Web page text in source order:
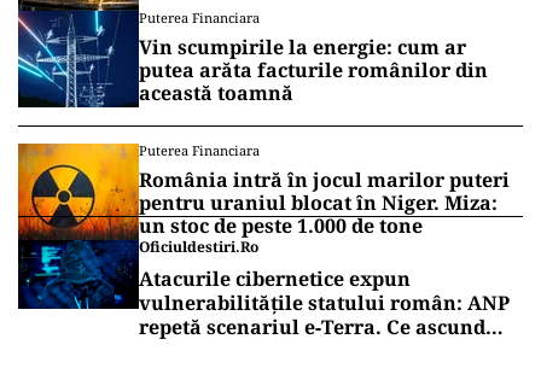
Puterea Financiara
Vin scumpirile la energie: cum ar
putea arăta facturile românilor din
această toamnă
Puterea Financiara
România intră în jocul marilor puteri
pentru uraniul blocat în Niger. Miza:
un stoc de peste 1.000 de tone
Oficiuldestiri.ro
Atacurile cibernetice expun
vulnerabilitățile statului român: ANP
repetă scenariul e‑Terra. Ce ascund